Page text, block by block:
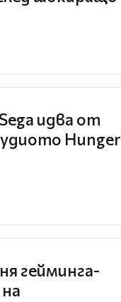
идва от
Hunger
гейминга-